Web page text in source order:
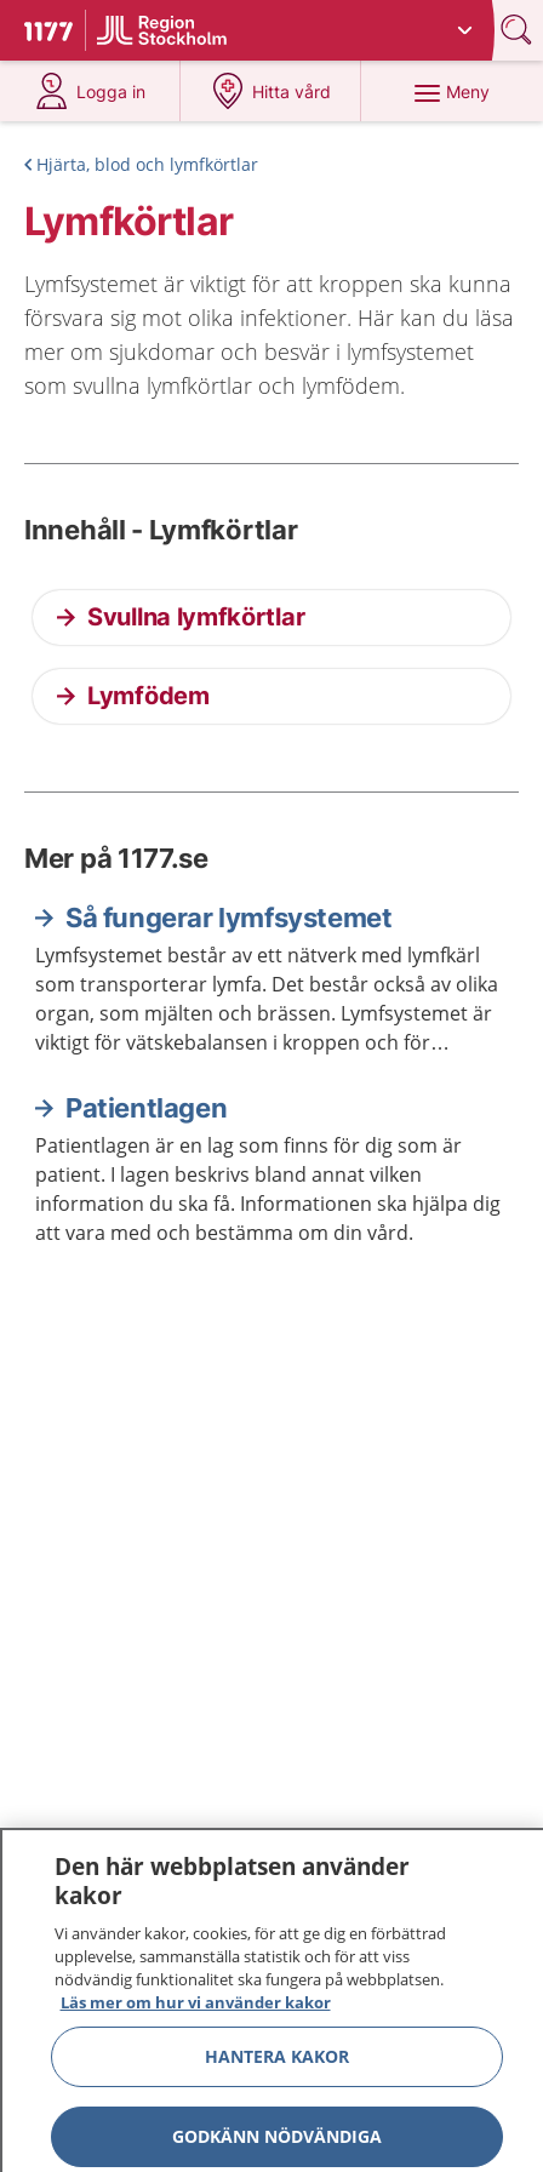
Till startsidan för 1177
Du har valt region
Logga in
på 1177.se
Hitta vård
på 1177.se
Meny
Hjärta, blod och lymfkörtlar
Lymfkörtlar
Lymfsystemet är viktigt för att kroppen ska kunna
försvara sig mot olika infektioner. Här kan du läsa
mer om sjukdomar och besvär i lymfsystemet
som svullna lymfkörtlar och lymfödem.
Innehåll - Lymfkörtlar
Svullna lymfkörtlar
Lymfödem
Mer på 1177.se
Så fungerar lymfsystemet
Lymfsystemet består av ett nätverk med lymfkärl
som transporterar lymfa. Det består också av olika
organ, som mjälten och brässen. Lymfsystemet är
viktigt för vätskebalansen i kroppen och för
Patientlagen
Patientlagen är en lag som finns för dig som är
patient. I lagen beskrivs bland annat vilken
information du ska få. Informationen ska hjälpa dig
att vara med och bestämma om din vård.
1177–tryggt om din hälsa och vård
På 1177.se får du råd om hälsa och information om
sjukdomar och vilka mottagningar du kan kontakta.
Logga in för att läsa din journal och göra dina
Den här webbplatsen använder
kakor
Vi använder kakor, cookies, för att ge dig en förbättrad
upplevelse, sammanställa statistik och för att viss
nödvändig funktionalitet ska fungera på webbplatsen.
Läs mer om hur vi använder kakor
HANTERA KAKOR
GODKÄNN NÖDVÄNDIGA